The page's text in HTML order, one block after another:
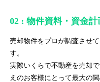
02 : 物件資料・資金
売却物件をプロが調査させ
す。
実際いくらで不動産を売却
えのお客様にとって最大の関